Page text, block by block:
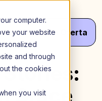
computer.
your website
and through
the cookies
you visit
ObterSeu Oferta
Stories:
Grace